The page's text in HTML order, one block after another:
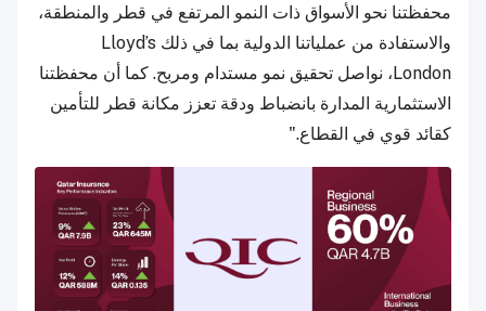
محفظتنا نحو الأسواق ذات النمو المرتفع في قطر والمنطقة،
والاستفادة من عملياتنا الدولية بما في ذلك Lloyd’s
London، نواصل تحقيق نمو مستدام ومربح. كما أن محفظتنا
الاستثمارية المدارة بانضباط ودقة تعزز مكانة قطر للتأمين
كقائد قوي في القطاع."